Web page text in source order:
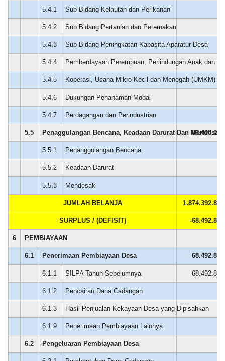
5.4.1 Sub Bidang Kelautan dan Perikanan
5.4.2 Sub Bidang Pertanian dan Peternakan
5.4.3 Sub Bidang Peningkatan Kapasita Aparatur Desa
5.4.4 Pemberdayaan Perempuan, Perlindungan Anak dan
5.4.5 Koperasi, Usaha Mikro Kecil dan Menegah (UMKM)
5.4.6 Dukungan Penanaman Modal
5.4.7 Perdagangan dan Perindustrian
5.5 Penaggulangan Bencana, Keadaan Darurat Dan Mendesak
5.5.1 Penanggulangan Bencana
5.5.2 Keadaan Darurat
5.5.3 Mendesak
JUMLAH BELANJA
SURPLUS / (DEFISIT) -
6 PEMBIAYAAN
6.1 Penerimaan Pembiayaan Desa
6.1.1 SILPA Tahun Sebelumnya
6.1.2 Pencairan Dana Cadangan
6.1.3 Hasil Penjualan Kekayaan Desa yang Dipisahkan
6.1.9 Penerimaan Pembiayaan Lainnya
6.2 Pengeluaran Pembiayaan Desa
Anggaran
92.000.000,00
Realisasi
RP
46.240.230,00